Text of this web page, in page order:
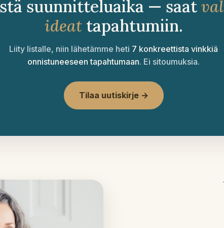
suunnitteluaika — saat
ideattapahtumiin.
Liity listalle, niin lähetämme heti 7 konkreettista vinkkiä
onnistuneeseen tapahtumaan. Ei sitoumuksia.
Tilaa uutiskirje →